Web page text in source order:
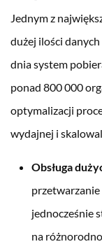
Jednym z
dużej ilości
dnia system
ponad 800 000
optymalizacji
wydajnej i
Obsługa
jednocześnie
na